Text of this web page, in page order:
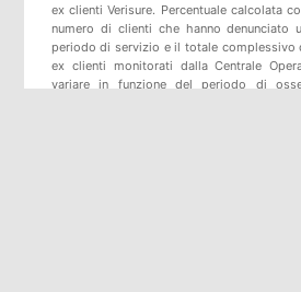
ex clienti Verisure. Percentuale calcolata
numero di clienti che hanno denunciato
periodo di servizio e il totale complessivo
ex clienti monitorati dalla Centrale
variare in funzione del periodo di